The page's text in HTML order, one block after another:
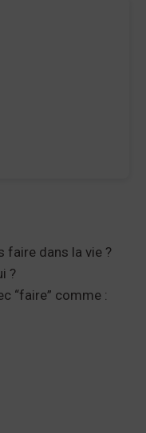
faire dans la vie ?
?
“faire” comme :